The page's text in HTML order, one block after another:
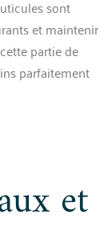
sont
et maintenir
partie de
parfaitement
et